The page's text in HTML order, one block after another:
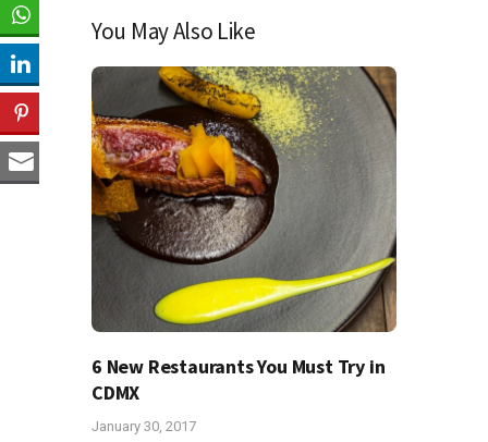
You May Also Like
6 New Restaurants You Must Try in
CDMX
January 30, 2017